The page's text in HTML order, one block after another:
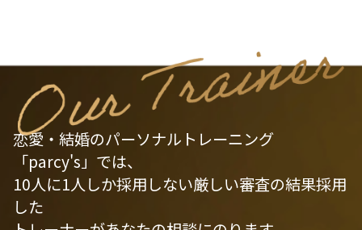
恋愛・結婚のパーソナルトレーニング
「parcy's」では、
10人に1人しか採用しない厳しい審査の結果採用
した